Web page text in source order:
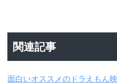
関連記事
面白いオススメのドラえもん